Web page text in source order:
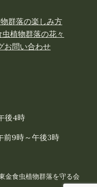
群落の楽しみ方
虫植物群落の花々
お問い合わせ
後4時
前9時～午後3時
金食虫植物群落を守る会